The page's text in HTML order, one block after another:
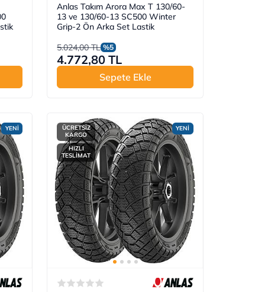
Anlas Takım Arora Max T 130/60-
13 ve 130/60-13 SC500 Winter
Grip-2 Ön Arka Set Lastik
5.024,00 TL %5
4.772,80 TL
Sepete Ekle
YENİ YENİ
ÜCRETSİZ
KARGO
HIZLI
TESLİMAT